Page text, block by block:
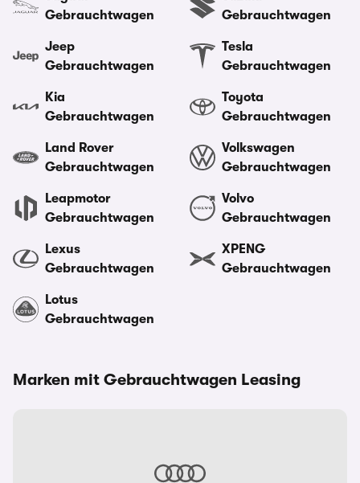
Gebrauchtwagen
Jeep
Gebrauchtwagen
Kia
Gebrauchtwagen
Land Rover
Gebrauchtwagen
Leapmotor
Gebrauchtwagen
Lexus
Gebrauchtwagen
Lotus
Gebrauchtwagen
Gebrauchtwagen
Tesla
Gebrauchtwagen
Toyota
Gebrauchtwagen
Volkswagen
Gebrauchtwagen
Volvo
Gebrauchtwagen
XPENG
Gebrauchtwagen
Marken mit Gebrauchtwagen Leasing